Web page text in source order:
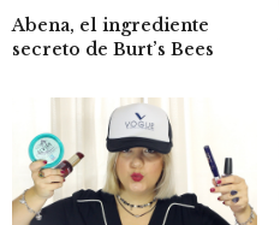
Abena, el ingrediente
secreto de Burt’s Bees